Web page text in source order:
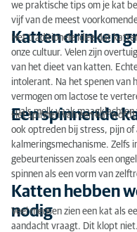
Katten hebben
Katten kan je in het
Krabben voor
we praktische tips om je kat
vijf van de meest
Katten drinken
Het traditionele idee dat
onze cultuur. Velen zijn
van het dieet van katten.
intolerant. Na het spenen van
vermogen om lactose te
zoals melk vaak
Een spinnende
Het spinnen van een kat
ook optreden bij stress, pijn
kalmeringsmechanisme. Zelfs
gebeurtenissen zoals een
spinnen als een vorm van
Katten hebben
nodig
Veel mensen zien een kat als
aandacht vraagt. Dit klopt